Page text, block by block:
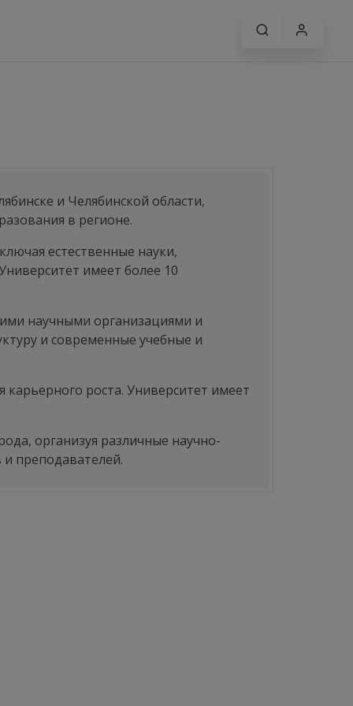
и Челябинской области,
в регионе.
естественные науки,
имеет более 10
научными организациями и
и современные учебные и
роста. Университет имеет
организуя различные научно-
преподавателей.